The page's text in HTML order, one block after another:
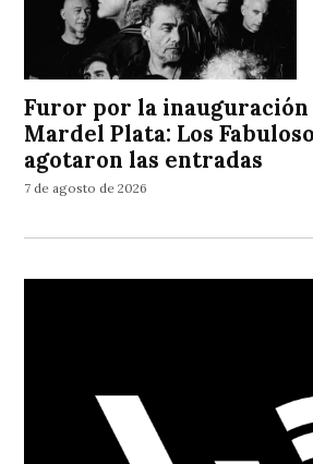
Furor por la inauguración
Mardel Plata: Los
agotaron las entradas
7 de agosto de 2026